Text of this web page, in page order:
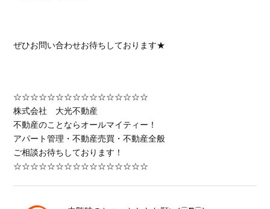
ぜひお問い合わせお待ちしております★
☆☆☆☆☆☆☆☆☆☆☆☆☆☆☆☆
株式会社 大光不動産
不動産のことならオールマイティー！
アパート管理・不動産売買・不動産全般
ご相談お待ちしております！
☆☆☆☆☆☆☆☆☆☆☆☆☆☆☆☆